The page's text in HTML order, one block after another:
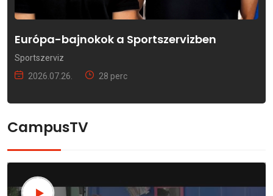
Európa-bajnokok a Sportszervizben
Sportszerviz
2026.07.26.
28 perc
CampusTV